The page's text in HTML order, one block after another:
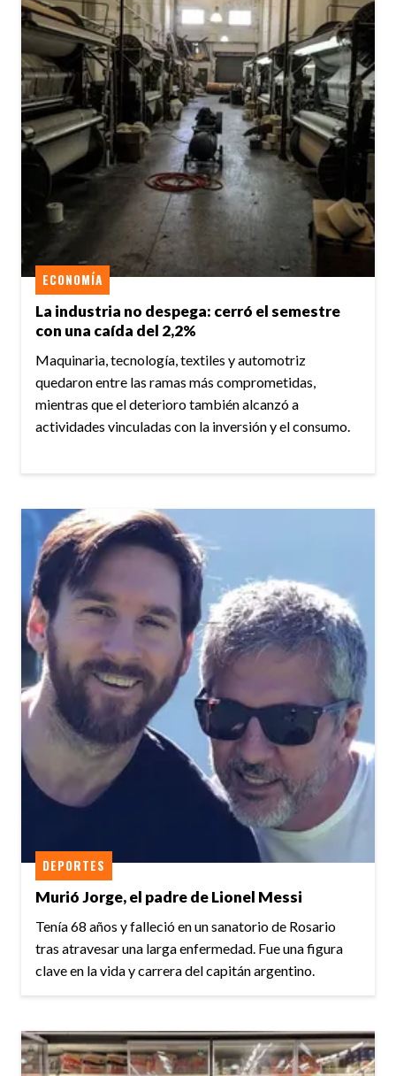
La industria no despega: cerró el semestre
con una caída del 2,2%
ECONOMÍA
Maquinaria, tecnología, textiles y automotriz
quedaron entre las ramas más comprometidas,
mientras que el deterioro también alcanzó a
actividades vinculadas con la inversión y el consumo.
Murió Jorge, el padre de Lionel Messi
DEPORTES
Tenía 68 años y falleció en un sanatorio de Rosario
tras atravesar una larga enfermedad. Fue una figura
clave en la vida y carrera del capitán argentino.